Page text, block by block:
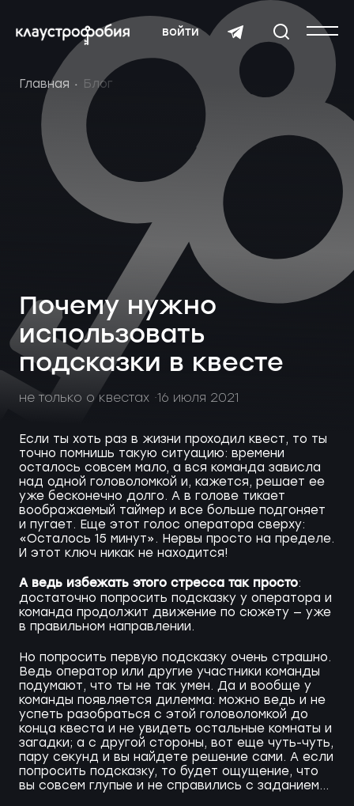
войти
Главная Блог
Почему нужно
использовать
подсказки в квесте
не только о квестах 16 июля 2021
Если ты хоть раз в жизни проходил квест, то ты
точно помнишь такую ситуацию: времени
осталось совсем мало, а вся команда зависла
над одной головоломкой и, кажется, решает ее
уже бесконечно долго. А в голове тикает
воображаемый таймер и все больше подгоняет
и пугает. Еще этот голос оператора сверху:
«Осталось 15 минут». Нервы просто на пределе.
И этот ключ никак не находится!
А ведь избежать этого стресса так просто:
достаточно попросить подсказку у оператора и
команда продолжит движение по сюжету — уже
в правильном направлении.
Но попросить первую подсказку очень страшно.
Ведь оператор или другие участники команды
подумают, что ты не так умен. Да и вообще у
команды появляется дилемма: можно ведь и не
успеть разобраться с этой головоломкой до
конца квеста и не увидеть остальные комнаты и
загадки; а с другой стороны, вот еще чуть-чуть,
пару секунд и вы найдете решение сами. А если
попросить подсказку, то будет ощущение, что
вы совсем глупые и не справились с заданием...